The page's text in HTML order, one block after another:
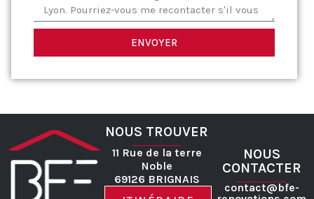
ENVOYER
NOUS TROUVER
11 Rue de la terre
Noble
69126 BRIGNAIS
NOUS
CONTACTER
contact@bfe-